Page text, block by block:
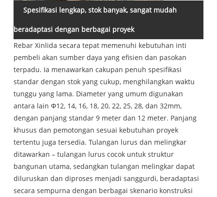
Spesifikasi lengkap, stok banyak, sangat mudah
beradaptasi dengan berbagai proyek
Rebar Xinlida secara tepat memenuhi kebutuhan inti
pembeli akan sumber daya yang efisien dan pasokan
terpadu. Ia menawarkan cakupan penuh spesifikasi
standar dengan stok yang cukup, menghilangkan waktu
tunggu yang lama. Diameter yang umum digunakan
antara lain Φ12, 14, 16, 18, 20, 22, 25, 28, dan 32mm,
dengan panjang standar 9 meter dan 12 meter. Panjang
khusus dan pemotongan sesuai kebutuhan proyek
tertentu juga tersedia. Tulangan lurus dan melingkar
ditawarkan – tulangan lurus cocok untuk struktur
bangunan utama, sedangkan tulangan melingkar dapat
diluruskan dan diproses menjadi sanggurdi, beradaptasi
secara sempurna dengan berbagai skenario konstruksi